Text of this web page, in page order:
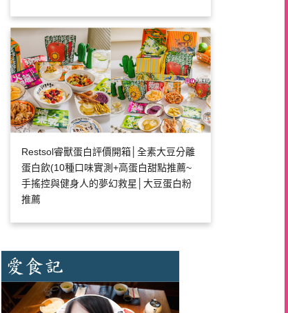
Restsol睿獸蛋白評價開箱│全素大豆分離
蛋白飲(10種口味實測+高蛋白甜點推薦~
手搖控與健身人的夢幻救星│大豆蛋白粉
推薦